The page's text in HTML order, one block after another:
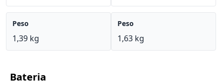
Peso
1,39 kg
Peso
1,63 kg
Bateria